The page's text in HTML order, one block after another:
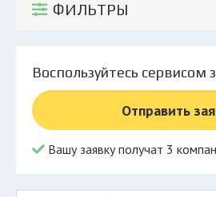
Личный кабинет
ФИЛЬТРЫ
Воспользуйтесь сервисом
Отправить
Вашу заявку получат 3